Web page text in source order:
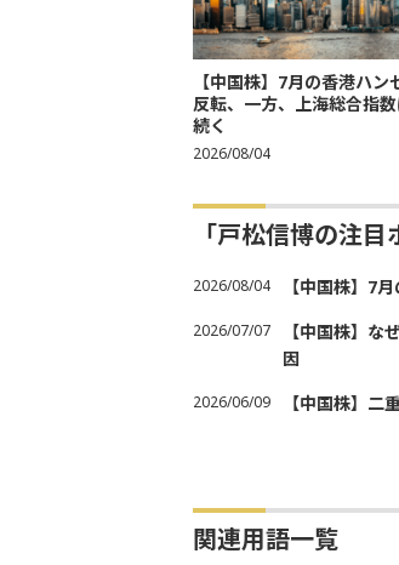
【中国株】7月の香港ハン
反転、一方、上海総合指
続く
2026/08/04
「戸松信博の注
2026/08/04 【中国株】7
2026/07/07
【中国株】
因
2026/06/09 【中国株】
関連用語一覧